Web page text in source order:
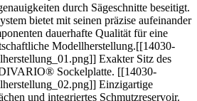
durch Sägeschnitte beseitigt.
bietet mit seinen präzise aufeinander
dauerhafte Qualität für eine
Modellherstellung.[[14030-
Exakter Sitz des
Sockelplatte. [[14030-
Einzigartige
und integriertes Schmutzreservoir.